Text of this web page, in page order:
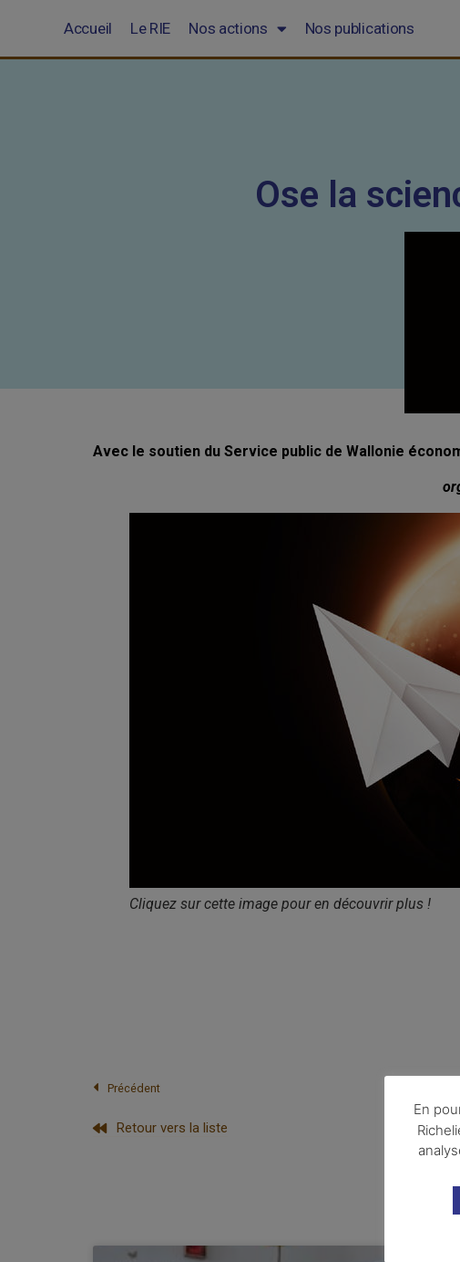
Accueil Le RIE Nos actions Nos publications
Ose la
Avec le soutien du Service public de Wallonie
Cliquez sur cette image pour en découvrir plus !
Précédent
Retour vers la liste
En